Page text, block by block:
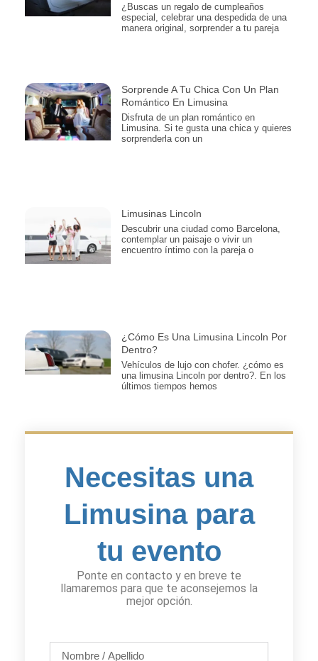
¿Buscas un regalo de cumpleaños
especial, celebrar una despedida de una
manera original, sorprender a tu pareja
Sorprende A Tu Chica Con Un Plan
Romántico En Limusina
Disfruta de un plan romántico en
Limusina. Si te gusta una chica y quieres
sorprenderla con un
Limusinas Lincoln
Descubrir una ciudad como Barcelona,
contemplar un paisaje o vivir un
encuentro íntimo con la pareja o
¿Cómo Es Una Limusina Lincoln Por
Dentro?
Vehículos de lujo con chofer. ¿cómo es
una limusina Lincoln por dentro?. En los
últimos tiempos hemos
Necesitas una
Limusina para
tu evento
Ponte en contacto y en breve te
llamaremos para que te aconsejemos la
mejor opción.